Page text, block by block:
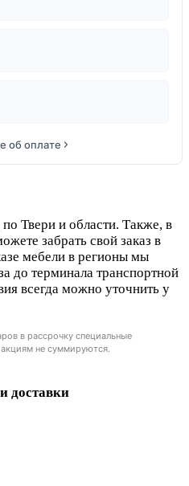
об оплате
Твери и области. Также, в
забрать свой заказ в
мебели в регионы мы
до терминала транспортной
всегда можно уточнить у
в рассрочку специальные
не суммируются.
доставки